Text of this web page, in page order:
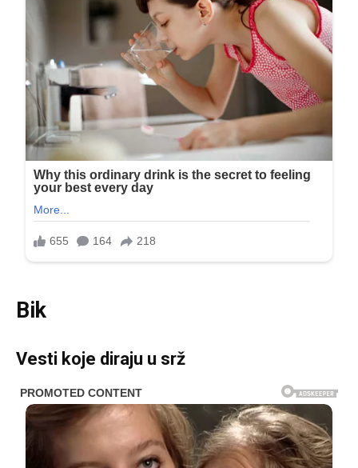
Bik
Vesti koje diraju u srž